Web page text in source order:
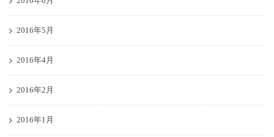
2016年5月
2016年4月
2016年2月
2016年1月